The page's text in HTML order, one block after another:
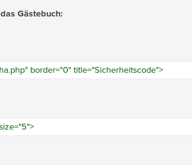
Gästebuch:
border="0" title="Sicherheitscode">